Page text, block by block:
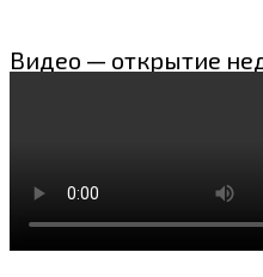
Видео — открытие